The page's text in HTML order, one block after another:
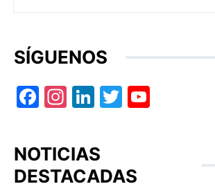
SÍGUENOS
Facebook
Instagram
LinkedIn
Twitter
NOTICIAS
DESTACADAS